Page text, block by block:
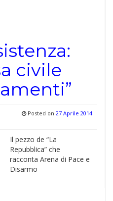
civile
Posted on 27 Aprile 2014
Il pezzo de “La
Repubblica” che
racconta Arena di Pace e
Disarmo